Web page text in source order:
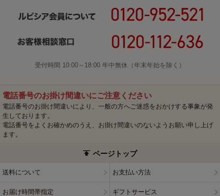
受付時間 10:00～18:00 年中無休（年末年始を除く）
電話番号のお掛け間違いにご注意ください
電話番号のお掛け間違いにより、一般の方へご迷惑をおかけする事象が発
生しております。
電話番号をよくお確かめのうえ、お掛け間違いのないようお願い申し上げ
ます。
ページトップ
送料について お支払い方法
お届け時間帯指定 ギフトサービス